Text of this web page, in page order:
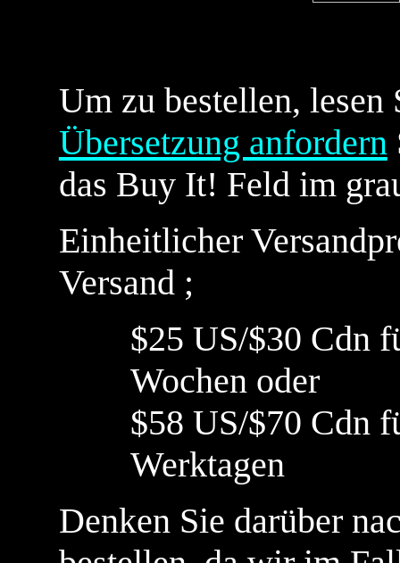
Um zu bestellen, lesen
Übersetzung anfordern
das Buy It! Feld im
Einheitlicher
Versand ;
$25 US/$30 Cdn
Wochen oder
$58 US/$70 Cdn
Werktagen
Denken Sie darüber